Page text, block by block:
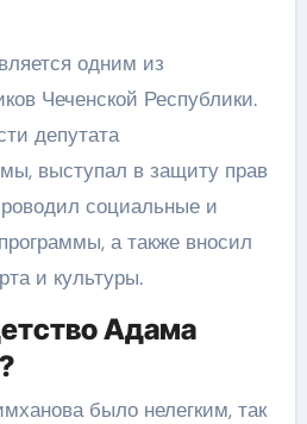
одним из
Чеченской Республики.
депутата
выступал в защиту прав
социальные и
а также вносил
и культуры.
Адама
было нелегким, так